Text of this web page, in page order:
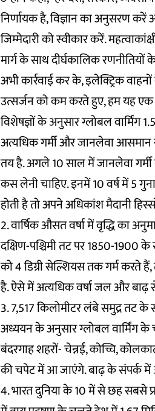
निर्णायक है, विज्ञान का अनुसरण
जिम्मेदारी को स्वीकार करें.
मार्ग के साथ दीर्घकालिक
अभी कार्रवाई कर के, इलेक्ट्रिक
उत्सर्जन को कम करते हुए, हम यह
विशेषज्ञों के अनुसार ग्लोबल वार्मिंग
अत्यधिक गर्मी और जानलेवा
तय है. अगले 10 साल में जानलेवा
कस लेनी चाहिए. इनमें 10 वर्ष में 5
होती है तो अपने अधिकांश मैदानी
2. वार्षिक औसत वर्षा में वृद्धि का
दक्षिण-पश्चिमी तट पर 1850-1900
को 4 डिग्री सेल्शियस तक गर्म करते
है. ऐसे में अत्यधिक वर्षा जल और बाढ़
3. 7,517 किलोमीटर लंबे समुद्र तट
अध्ययन के अनुसार ग्लोबल वार्मिंग के
बंदरगाह शहरों- चेन्नई, कोच्चि,
की चपेट में आ जाएंगे. बाढ़ के संपर्क में
4. भारत दुनिया के 10 में से छह सबसे